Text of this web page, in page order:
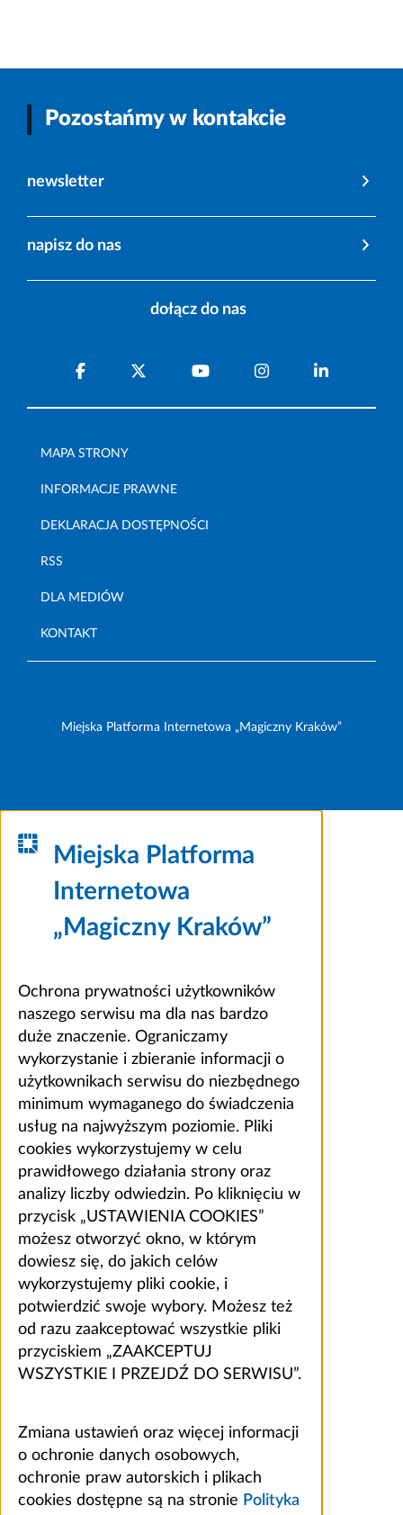
Pozostańmy w kontakcie
newsletter
napisz do nas
dołącz do nas
MAPA STRONY
INFORMACJE PRAWNE
DEKLARACJA DOSTĘPNOŚCI
RSS
DLA MEDIÓW
KONTAKT
Miejska Platforma Internetowa „Magiczny Kraków”
Miejska Platforma
Internetowa
„Magiczny Kraków”
Ochrona prywatności użytkowników
naszego serwisu ma dla nas bardzo
duże znaczenie. Ograniczamy
wykorzystanie i zbieranie informacji o
użytkownikach serwisu do niezbędnego
minimum wymaganego do świadczenia
usług na najwyższym poziomie. Pliki
cookies wykorzystujemy w celu
prawidłowego działania strony oraz
analizy liczby odwiedzin. Po kliknięciu w
przycisk „USTAWIENIA COOKIES”
możesz otworzyć okno, w którym
dowiesz się, do jakich celów
wykorzystujemy pliki cookie, i
potwierdzić swoje wybory. Możesz też
od razu zaakceptować wszystkie pliki
przyciskiem „ZAAKCEPTUJ
WSZYSTKIE I PRZEJDŹ DO SERWISU”.
Zmiana ustawień oraz więcej informacji
o ochronie danych osobowych,
ochronie praw autorskich i plikach
cookies dostępne są na stronie Polityka